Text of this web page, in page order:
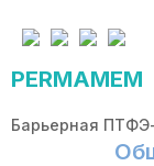
PERMAMEM
Барьерная